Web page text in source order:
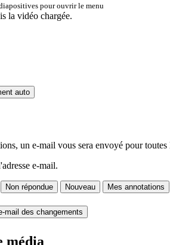
pour ouvrir le menu
la vidéo chargée.
auto
un e-mail vous sera envoyé pour toutes
e-mail.
Non répondue Nouveau
Mes annotations
mail des changements
média